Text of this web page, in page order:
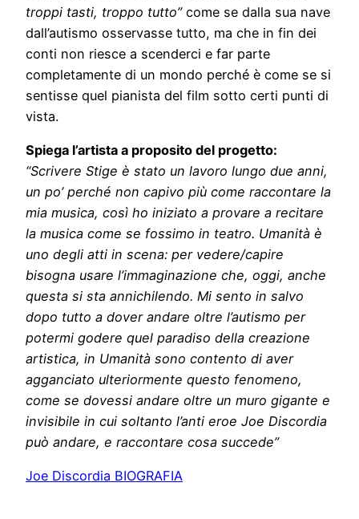
troppi tasti, troppo tutto”come se dalla sua nave
dall’autismo osservasse tutto, ma che in fin dei
conti non riesce a scenderci e far parte
completamente di un mondo perché è come se si
sentisse quel pianista del film sotto certi punti di
vista.
Spiega l’artista a proposito del progetto:
“Scrivere Stige è stato un lavoro lungo due anni,
un po’ perché non capivo più come raccontare la
mia musica, così ho iniziato a provare a recitare
la musica come se fossimo in teatro. Umanità è
uno degli atti in scena: per vedere/capire
bisogna usare l’immaginazione che, oggi, anche
questa si sta annichilendo. Mi sento in salvo
dopo tutto a dover andare oltre l’autismo per
potermi godere quel paradiso della creazione
artistica, in Umanità sono contento di aver
agganciato ulteriormente questo fenomeno,
come se dovessi andare oltre un muro gigante e
invisibile in cui soltanto l’anti eroe Joe Discordia
può andare, e raccontare cosa succede”
Joe Discordia BIOGRAFIA